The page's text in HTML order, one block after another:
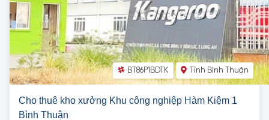
BT86P1BDTK Tỉnh Bình Thuận
Cho thuê kho xưởng Khu công nghiệp Hàm Kiệm 1
Bình Thuận